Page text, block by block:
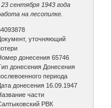
23 сентября 1943 года
на лесопилке.
уточняющий
донесения 65746
донесения Донесения
периода
донесения 16.09.1947
части
РВК